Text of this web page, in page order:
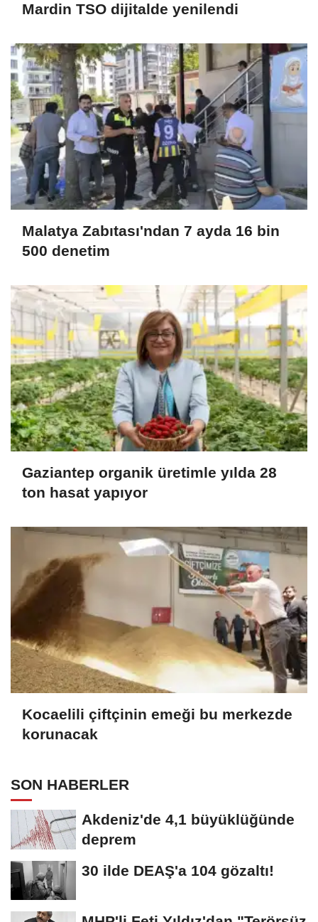
Mardin TSO dijitalde yenilendi
Malatya Zabıtası'ndan 7 ayda 16 bin
500 denetim
Gaziantep organik üretimle yılda 28
ton hasat yapıyor
Kocaelili çiftçinin emeği bu merkezde
korunacak
SON HABERLER
Akdeniz'de 4,1 büyüklüğünde
deprem
30 ilde DEAŞ'a 104 gözaltı!